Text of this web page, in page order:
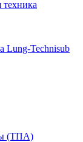
техника
Lung-Technisub
(ТПА)